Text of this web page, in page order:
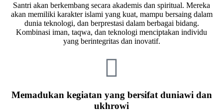
Santri akan berkembang secara akademis dan spiritual. Mereka
akan memiliki karakter islami yang kuat, mampu bersaing dalam
dunia teknologi, dan berprestasi dalam berbagai bidang.
Kombinasi iman, taqwa, dan teknologi menciptakan individu
yang berintegritas dan inovatif.
Memadukan kegiatan yang bersifat duniawi dan
ukhrowi